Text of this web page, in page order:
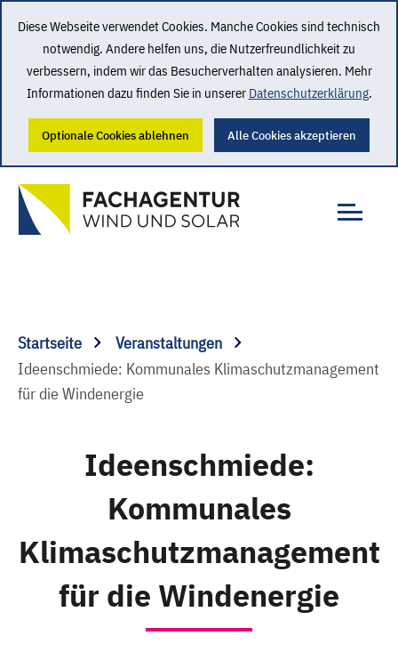
Diese Webseite verwendet Cookies. Manche Cookies sind technisch
notwendig. Andere helfen uns, die Nutzerfreundlichkeit zu
verbessern, indem wir das Besucherverhalten analysieren. Mehr
Informationen dazu finden Sie in unserer Datenschutzerklärung.
Optionale Cookies ablehnen Alle Cookies akzeptieren
Startseite
Veranstaltungen
Ideenschmiede: Kommunales Klimaschutzmanagement
für die Windenergie
Ideenschmiede:
Kommunales
Klimaschutzmanagement
für die Windenergie